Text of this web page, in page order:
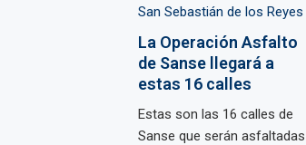
San Sebastián de los Reyes
La Operación Asfalto
de Sanse llegará a
estas 16 calles
Estas son las 16 calles de
Sanse que serán asfaltadas